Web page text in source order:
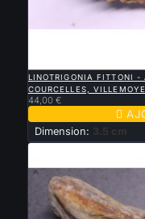
LINOTRIGONIA FITTONI -
COURCELLES,
44,00 €

Dimension: 3.5 cm